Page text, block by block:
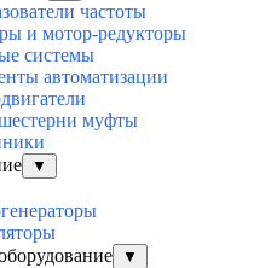
частоты
и мотор-редукторы
системы
автоматизации
муфты
▼
▼